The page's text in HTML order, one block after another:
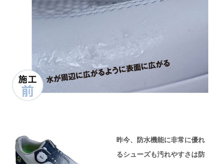
昨今、防水機能に非常に優れ
るシューズも汚れやすさは防